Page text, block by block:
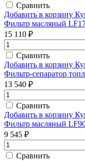
Сравнить
Добавить в корзину
Фильтр масляный
15 110 ₽
Сравнить
Добавить в корзину
Фильтр-сепаратор
13 540 ₽
Сравнить
Добавить в корзину
Фильтр масляный
9 545 ₽
Сравнить